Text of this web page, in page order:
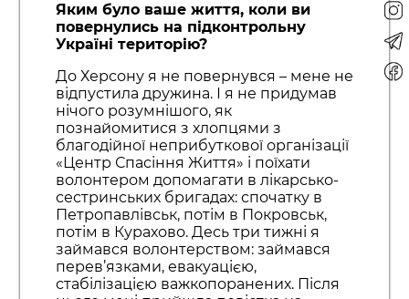
Яким було ваше життя, коли ви
повернулись на підконтрольну
Україні територію?
До Херсону я не повернувся – мене не
відпустила дружина. І я не придумав
нічого розумнішого, як
познайомитися з хлопцями з
благодійної неприбуткової організації
«Центр Спасіння Життя» і поїхати
волонтером допомагати в лікарсько-
сестринських бригадах: спочатку в
Петропавлівськ, потім в Покровськ,
потім в Курахово. Десь три тижні я
займався волонтерством: займався
перев’язками, евакуацією,
стабілізацією важкопоранених. Після